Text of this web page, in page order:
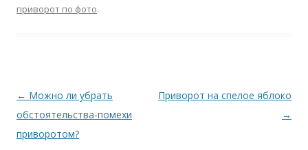
приворот по фото.
Навигация
по
записям
← Можно ли убрать
обстоятельства-помехи
приворотом?
Приворот на спелое яблоко
→